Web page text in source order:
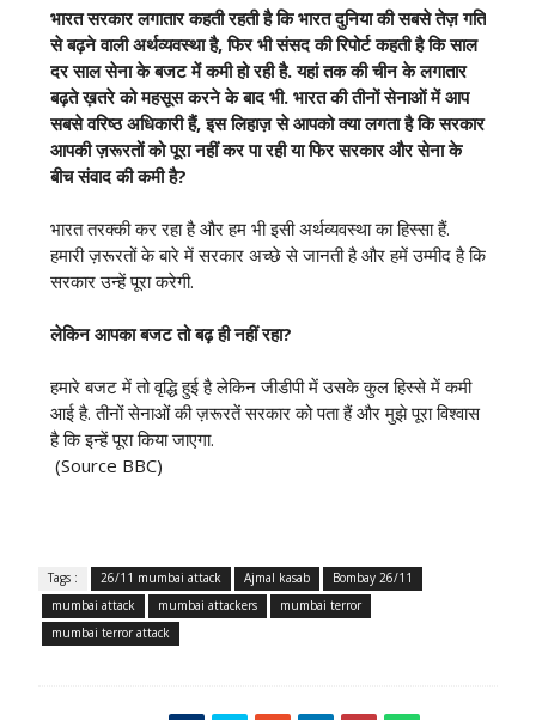
भारत सरकार लगातार कहती रहती है कि भारत दुनिया की सबसे तेज़ गति
से बढ़ने वाली अर्थव्यवस्था है, फिर भी संसद की रिपोर्ट कहती है कि साल
दर साल सेना के बजट में कमी हो रही है. यहां तक की चीन के लगातार
बढ़ते ख़तरे को महसूस करने के बाद भी. भारत की तीनों सेनाओं में आप
सबसे वरिष्ठ अधिकारी हैं, इस लिहाज़ से आपको क्या लगता है कि सरकार
आपकी ज़रूरतों को पूरा नहीं कर पा रही या फिर सरकार और सेना के
बीच संवाद की कमी है?
भारत तरक्की कर रहा है और हम भी इसी अर्थव्यवस्था का हिस्सा हैं.
हमारी ज़रूरतों के बारे में सरकार अच्छे से जानती है और हमें उम्मीद है कि
सरकार उन्हें पूरा करेगी.
लेकिन आपका बजट तो बढ़ ही नहीं रहा?
हमारे बजट में तो वृद्धि हुई है लेकिन जीडीपी में उसके कुल हिस्से में कमी
आई है. तीनों सेनाओं की ज़रूरतें सरकार को पता हैं और मुझे पूरा विश्वास
है कि इन्हें पूरा किया जाएगा.
(Source BBC)
Tags : 26/11 mumbai attack Ajmal kasab
Bombay 26/11
mumbai attack
mumbai attackers
mumbai terror
mumbai terror attack